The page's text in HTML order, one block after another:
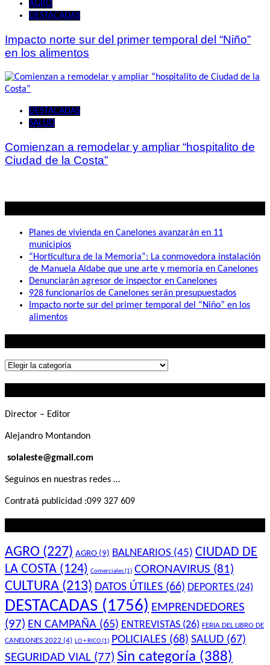
AGRO
DESTACADAS
Impacto norte sur del primer temporal del “Niño”
en los alimentos
DESTACADAS
SALUD
Comienzan a remodelar y ampliar “hospitalito de
Ciudad de la Costa”
Planes de vivienda en Canelones avanzarán en 11
municipios
“Horticultura de la Memoria”: La conmovedora instalación
de Manuela Aldabe que une arte y memoria en Canelones
Denunciarán agresor de inspector en Canelones
928 funcionarios de Canelones serán presupuestados
Impacto norte sur del primer temporal del “Niño” en los
alimentos
Lo
Director – Editor
Alejandro Montandon
solaleste@gmail.com
Seguinos en nuestras redes …
Contratá publicidad :099 327 609
AGRO (227) AGRO (9) BALNEARIOS (45) CIUDAD DE
LA COSTA (124) Comerciales(1) CORONAVIRUS (81)
CULTURA (213) DATOS ÚTILES (66) DEPORTES (24)
DESTACADAS (1756) EMPRENDEDORES
(97) EN CAMPAÑA (65) ENTREVISTAS (26) FERIA DEL LIBRO DE
CANELONES 2022 (4) LO + RICO(1) POLICIALES (68) SALUD (67)
SEGURIDAD VIAL (77) Sin categoría (388)